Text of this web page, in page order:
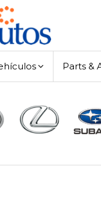
Parts &